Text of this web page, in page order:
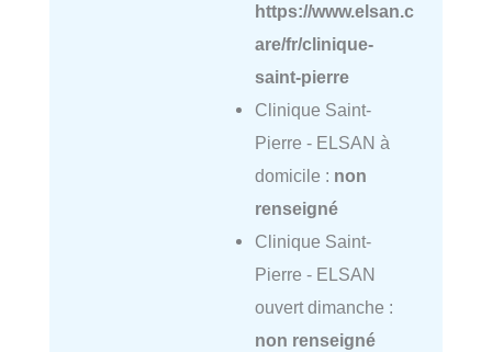
https://www.elsan.c
are/fr/clinique-
saint-pierre
Clinique Saint-
Pierre - ELSAN à
domicile : non
renseigné
Clinique Saint-
Pierre - ELSAN
ouvert dimanche :
non renseigné